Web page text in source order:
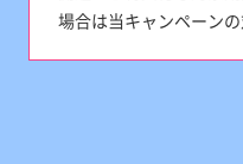
場合は当キャンペーンの